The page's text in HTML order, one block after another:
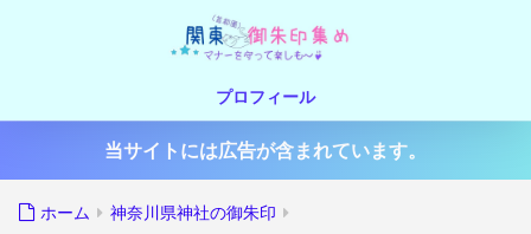
プロフィール
当サイトには広告が含まれています。
ホーム 神奈川県神社の御朱印